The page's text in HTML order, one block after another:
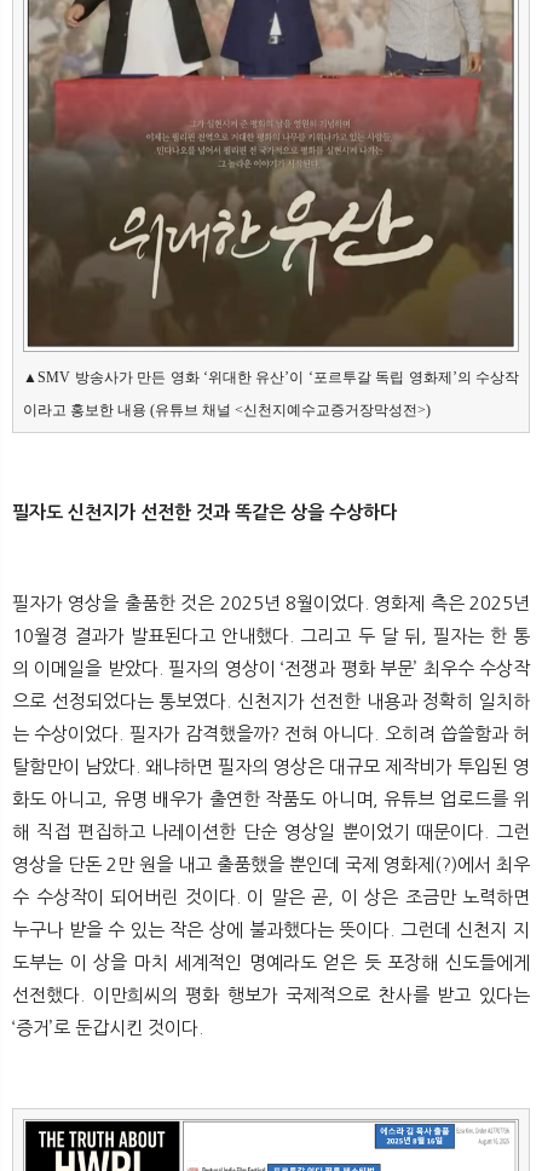
▲SMV 방송사가 만든 영화 ‘위대한 유산’이 ‘포르투갈 독립 영화제’의 수상작
이라고 홍보한 내용 (유튜브 채널 <신천지예수교증거장막성전>)
필자도 신천지가 선전한 것과 똑같은 상을 수상하다
필자가 영상을 출품한 것은 2025년 8월이었다. 영화제 측은 2025년
10월경 결과가 발표된다고 안내했다. 그리고 두 달 뒤, 필자는 한 통
의 이메일을 받았다. 필자의 영상이 ‘전쟁과 평화 부문’ 최우수 수상작
으로 선정되었다는 통보였다. 신천지가 선전한 내용과 정확히 일치하
는 수상이었다. 필자가 감격했을까? 전혀 아니다. 오히려 씁쓸함과 허
탈함만이 남았다. 왜냐하면 필자의 영상은 대규모 제작비가 투입된 영
화도 아니고, 유명 배우가 출연한 작품도 아니며, 유튜브 업로드를 위
해 직접 편집하고 나레이션한 단순 영상일 뿐이었기 때문이다. 그런
영상을 단돈 2만 원을 내고 출품했을 뿐인데 국제 영화제(?)에서 최우
수 수상작이 되어버린 것이다. 이 말은 곧, 이 상은 조금만 노력하면
누구나 받을 수 있는 작은 상에 불과했다는 뜻이다. 그런데 신천지 지
도부는 이 상을 마치 세계적인 명예라도 얻은 듯 포장해 신도들에게
선전했다. 이만희씨의 평화 행보가 국제적으로 찬사를 받고 있다는
‘증거’로 둔갑시킨 것이다.